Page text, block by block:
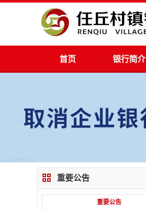
首页 银行简介
重要公告
重要公告